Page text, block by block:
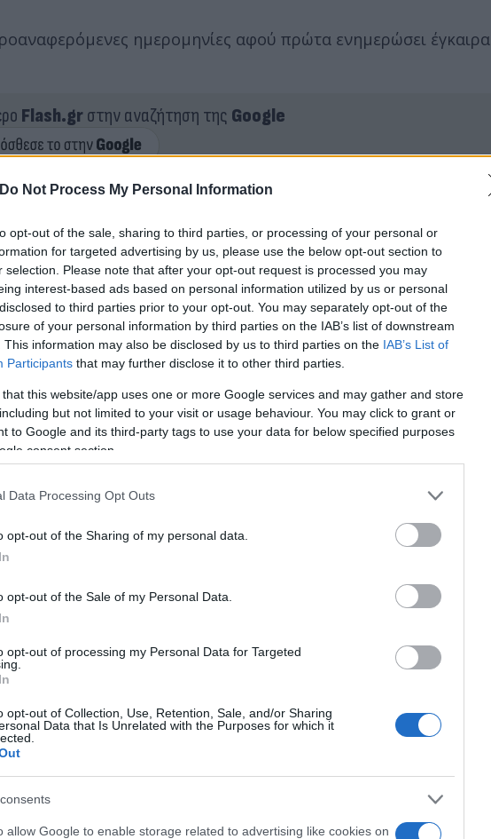
Do Not Process My Personal Information
opt-out of the sale, sharing to third parties, or processing of your personal or
for targeted advertising by us, please use the below opt-out section to
selection. Please note that after your opt-out request is processed you may
interest-based ads based on personal information utilized by us or personal
to third parties prior to your opt-out. You may separately opt-out of the
of your personal information by third parties on the IAB’s list of downstream
This information may also be disclosed by us to third parties on the IAB’s List of
Participants that may further disclose it to other third parties.
that this website/app uses one or more Google services and may gather and store
but not limited to your visit or usage behaviour. You may click to grant or
to Google and its third-party tags to use your data for below specified purposes
consent section.
Data Processing Opt Outs
opt-out of the Sharing of my personal data.
opt-out of the Sale of my Personal Data.
opt-out of processing my Personal Data for Targeted
opt-out of Collection, Use, Retention, Sale, and/or Sharing
Data that Is Unrelated with the Purposes for which it
allow Google to enable storage related to advertising like cookies on
ημερομηνίες αφού πρώτα ενημερώσει έγκαιρα
Flash.grστην αναζήτηση της Google
για Κωνσταντέλια
ελεύθερος χρόνος είναι απαραίτητος
για την ψυχική υγεία των παιδιών